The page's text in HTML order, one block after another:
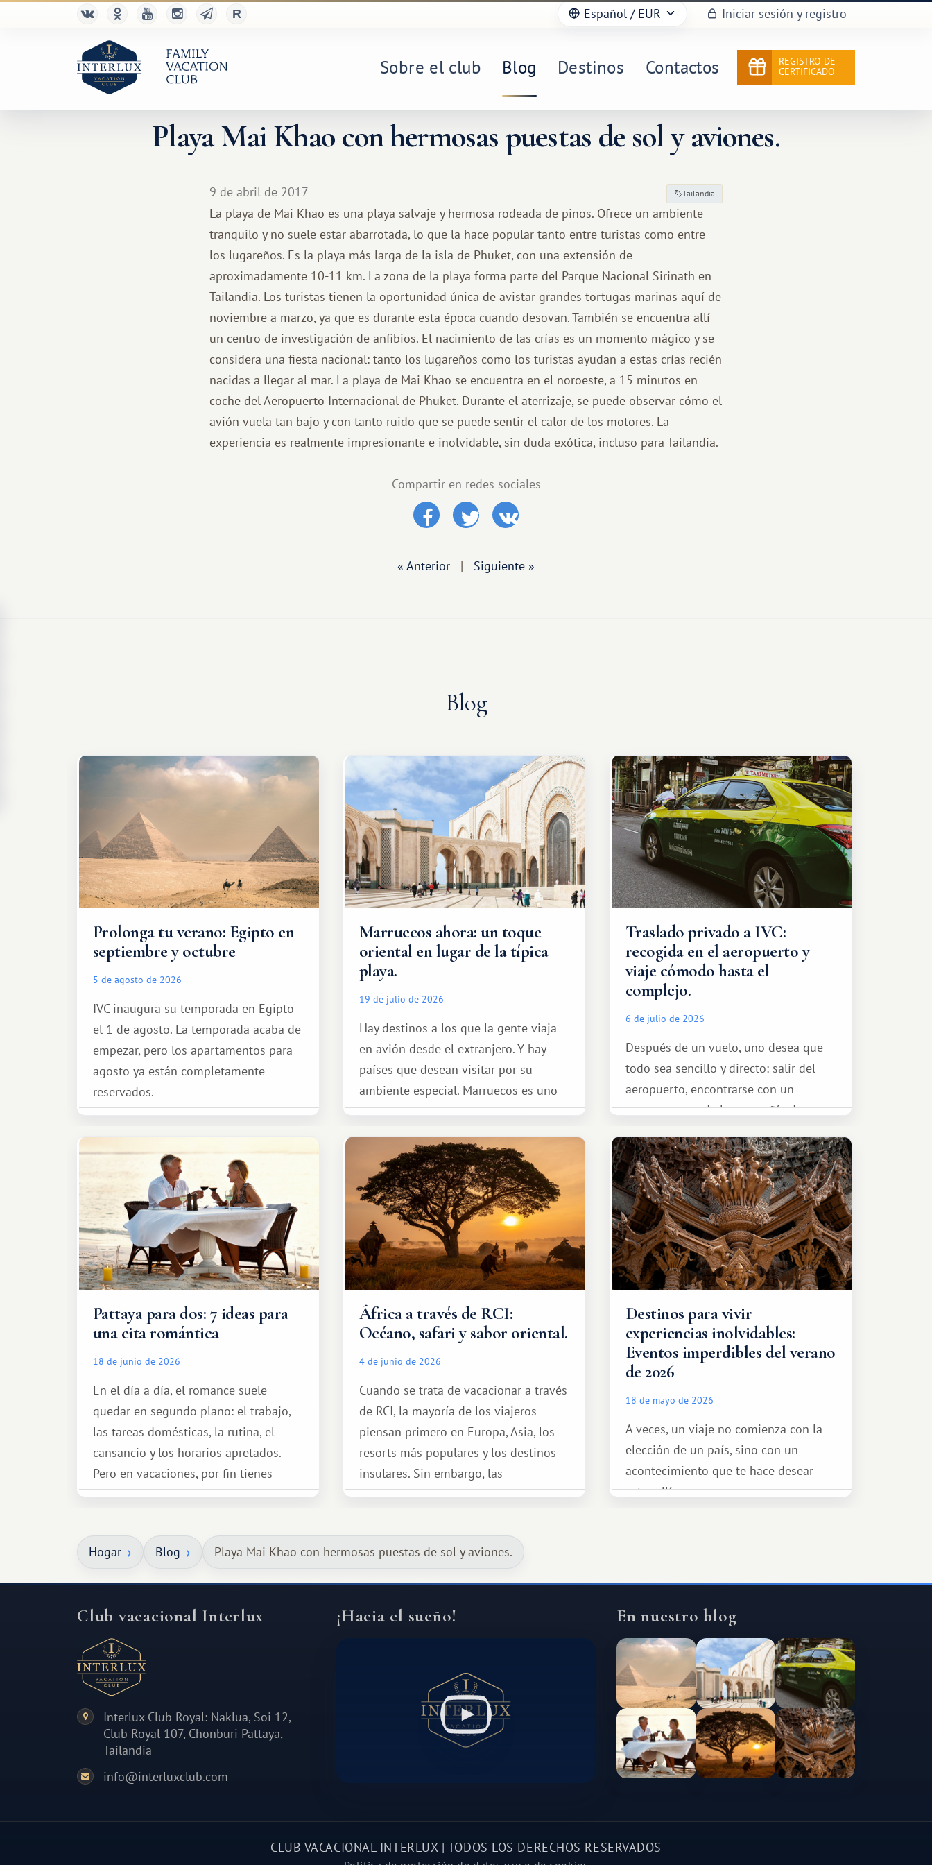
Español / EUR Iniciar sesión y registro
Sobre el club Blog Destinos Contactos
REGISTRO DE
CERTIFICADO
Playa Mai Khao con hermosas puestas de sol y aviones.
9 de abril de 2017 Tailandia
La playa de Mai Khao es una playa salvaje y hermosa rodeada de pinos. Ofrece un ambiente
tranquilo y no suele estar abarrotada, lo que la hace popular tanto entre turistas como entre
los lugareños. Es la playa más larga de la isla de Phuket, con una extensión de
aproximadamente 10-11 km. La zona de la playa forma parte del Parque Nacional Sirinath en
Tailandia. Los turistas tienen la oportunidad única de avistar grandes tortugas marinas aquí de
noviembre a marzo, ya que es durante esta época cuando desovan. También se encuentra allí
un centro de investigación de anfibios. El nacimiento de las crías es un momento mágico y se
considera una fiesta nacional: tanto los lugareños como los turistas ayudan a estas crías recién
nacidas a llegar al mar. La playa de Mai Khao se encuentra en el noroeste, a 15 minutos en
coche del Aeropuerto Internacional de Phuket. Durante el aterrizaje, se puede observar cómo el
avión vuela tan bajo y con tanto ruido que se puede sentir el calor de los motores. La
experiencia es realmente impresionante e inolvidable, sin duda exótica, incluso para Tailandia.
Compartir en redes sociales
« Anterior | Siguiente »
Blog
Prolonga tu verano: Egipto en
septiembre y octubre
5 de agosto de 2026
IVC inaugura su temporada en Egipto
el 1 de agosto. La temporada acaba de
empezar, pero los apartamentos para
agosto ya están completamente
reservados.
Marruecos ahora: un toque
oriental en lugar de la típica
playa.
19 de julio de 2026
Hay destinos a los que la gente viaja
en avión desde el extranjero. Y hay
países que desean visitar por su
ambiente especial. Marruecos es uno
de esos lugares.
Traslado privado a IVC:
recogida en el aeropuerto y
viaje cómodo hasta el
complejo.
6 de julio de 2026
Después de un vuelo, uno desea que
todo sea sencillo y directo: salir del
aeropuerto, encontrarse con un
representante de la compañía de
tranquilamente hasta el complejo
turístico.
Pattaya para dos: 7 ideas para
una cita romántica
18 de junio de 2026
En el día a día, el romance suele
quedar en segundo plano: el trabajo,
las tareas domésticas, la rutina, el
cansancio y los horarios apretados.
Pero en vacaciones, por fin tienes
espacio para dos y ganas de hacer algo
qué ser algo grandioso, pero sí algo
cálido y memorable.
África a través de RCI:
Océano, safari y sabor oriental.
4 de junio de 2026
Cuando se trata de vacacionar a través
de RCI, la mayoría de los viajeros
piensan primero en Europa, Asia, los
resorts más populares y los destinos
insulares. Sin embargo, las
oportunidades que ofrece el sistema
amplias. Entre ellas se encuentra
África, un continente que ofrece una
Destinos para vivir
experiencias inolvidables:
Eventos imperdibles del verano
de 2026
18 de mayo de 2026
A veces, un viaje no comienza con la
elección de un país, sino con un
acontecimiento que te hace desear
estar allí...
Hogar Blog Playa Mai Khao con hermosas puestas de sol y aviones.
Club vacacional Interlux
Interlux Club Royal: Naklua, Soi 12,
Club Royal 107, Chonburi Pattaya,
Tailandia
info@interluxclub.com
¡Hacia el sueño! En nuestro blog
CLUB VACACIONAL INTERLUX | TODOS LOS DERECHOS RESERVADOS